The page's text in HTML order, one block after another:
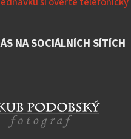
NA SOCIÁLNÍCH SÍTÍCH